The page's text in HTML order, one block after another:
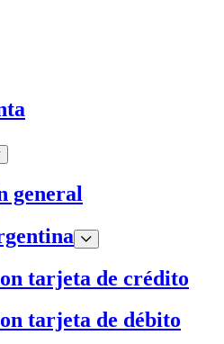
general
tarjeta de crédito
tarjeta de débito